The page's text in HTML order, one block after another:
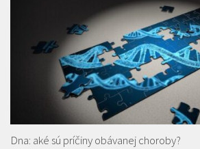
Dna: aké sú príčiny obávanej choroby?